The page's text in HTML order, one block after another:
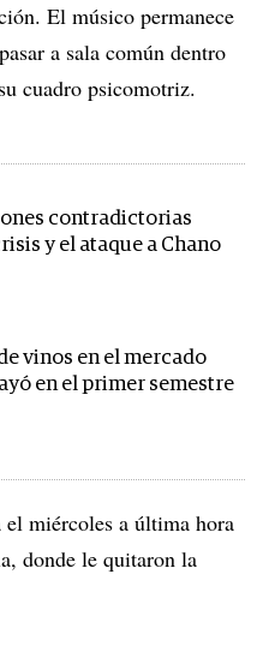
El músico permanece
a sala común dentro
cuadro psicomotriz.
contradictorias
y el ataque a Chano
vinos en el mercado
en el primer semestre
miércoles a última hora
donde le quitaron la